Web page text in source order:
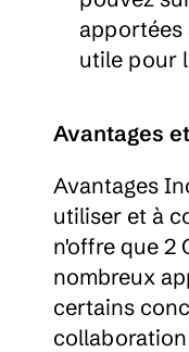
apportées
utile pour
Avantages
Avantages
utiliser et à
n'offre que 2
nombreux
certains